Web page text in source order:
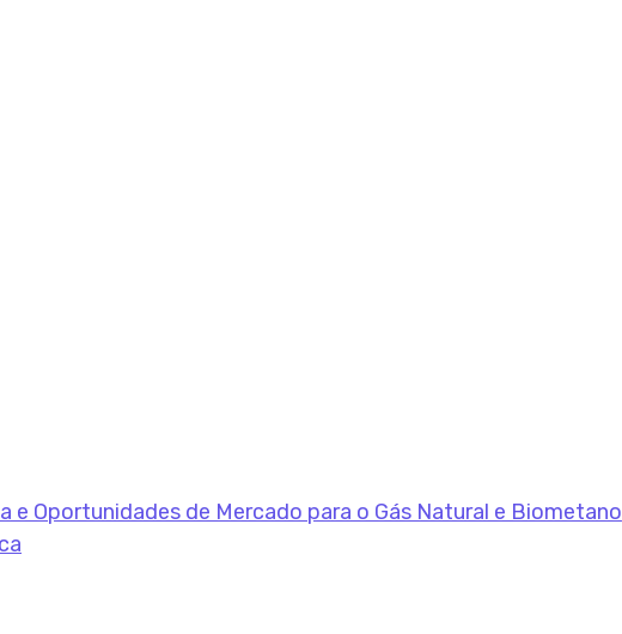
e Oportunidades de Mercado para o Gás Natural e Biometano